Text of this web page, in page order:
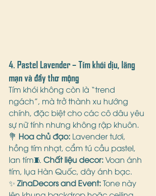
4. Pastel Lavender – Tím khói dịu, lãng
mạn và đầy thơ mộng
Tím khói không còn là “trend
ngách”, mà trở thành xu hướng
chính, đặc biệt cho các cô dâu yêu
sự nữ tính nhưng không rập khuôn.
💐 Hoa chủ đạo: Lavender tươi,
hồng tím nhạt, cẩm tú cầu pastel,
lan tím🧵 Chất liệu decor: Voan ánh
tím, lụa Hàn Quốc, dây ánh bạc.
✨ ZinaDecors and Event: Tone này